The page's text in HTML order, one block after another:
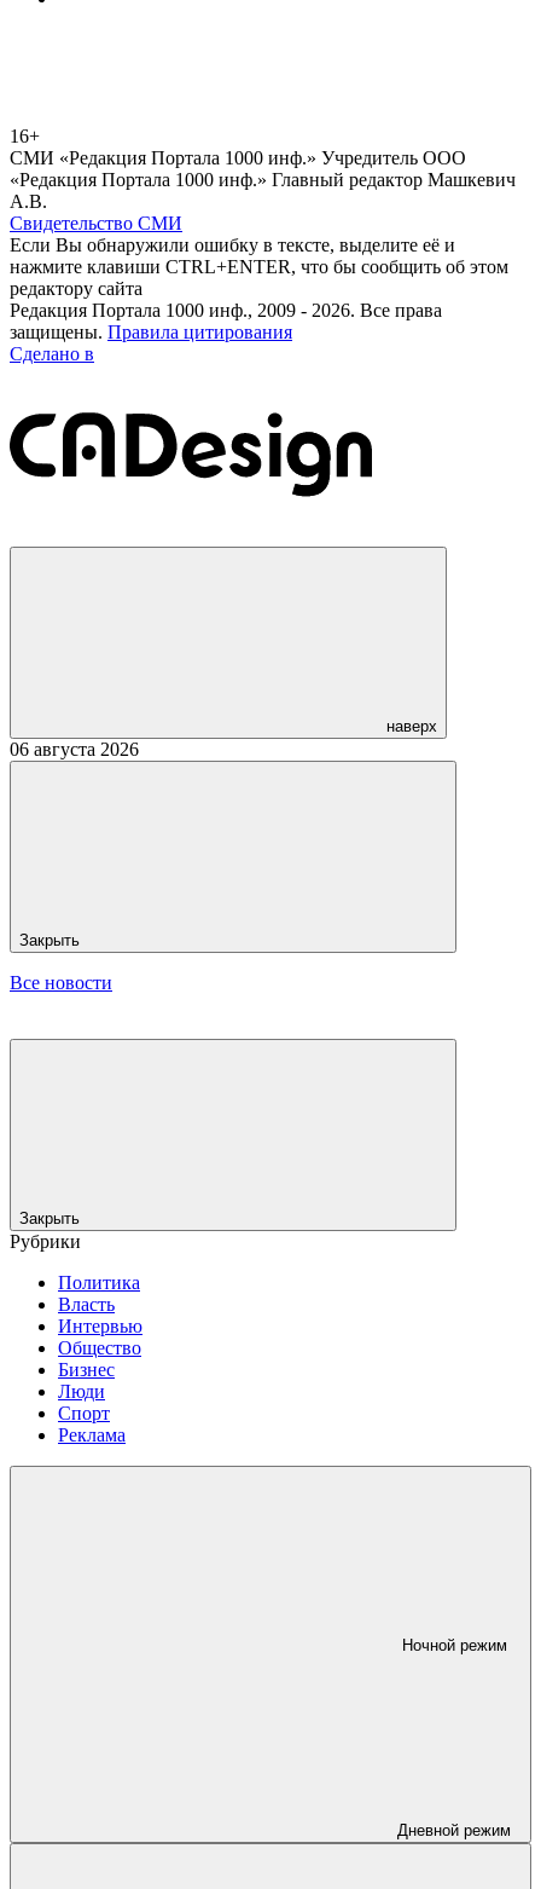
16+
СМИ «Редакция Портала 1000 инф.» Учредитель ООО
«Редакция Портала 1000 инф.» Главный редактор Машкевич
А.В.
Свидетельство СМИ
Если Вы обнаружили ошибку в тексте, выделите её и
нажмите клавиши CTRL+ENTER, что бы сообщить об этом
редактору сайта
Редакция Портала 1000 инф., 2009 - 2026. Все права
защищены. Правила цитирования
Сделано в
наверх
06 августа 2026
Закрыть
Все новости
Закрыть
Рубрики
Политика
Власть
Интервью
Общество
Бизнес
Люди
Спорт
Реклама
Ночной режим
Дневной режим